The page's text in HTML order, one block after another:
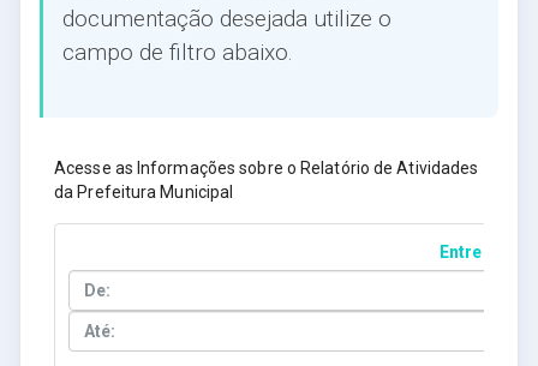
documentação desejada utilize o
campo de filtro abaixo.
Acesse as Informações sobre o Relatório de Atividades
da Prefeitura Municipal
Entre Datas